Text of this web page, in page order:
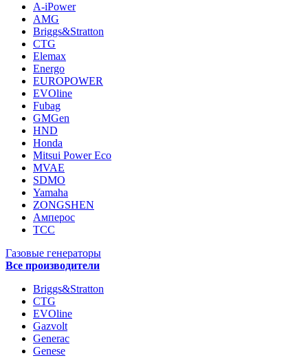
A-iPower
AMG
Briggs&Stratton
CTG
Elemax
Energo
EUROPOWER
EVOline
Fubag
GMGen
HND
Honda
Mitsui Power Eco
MVAE
SDMO
Yamaha
ZONGSHEN
Амперос
ТСС
Газовые генераторы
Все производители
Briggs&Stratton
CTG
EVOline
Gazvolt
Generac
Genese